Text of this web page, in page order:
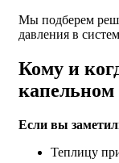
Мы подберем
давления в
Кому и
капельном
Если вы
Теплицу